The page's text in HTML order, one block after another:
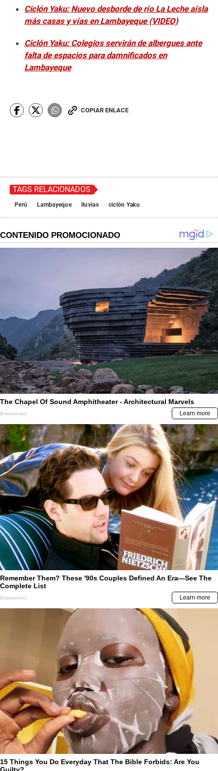
Ciclón Yaku: Nuevo desborde de río La Leche aísla
más casas y vías en Lambayeque (VIDEO)
Ciclón Yaku: Colegios servirán de albergues ante
falta de espacios para damnificados en
Lambayeque
COPIAR ENLACE
TAGS RELACIONADOS
Perú Lambayeque lluvias ciclón Yaku